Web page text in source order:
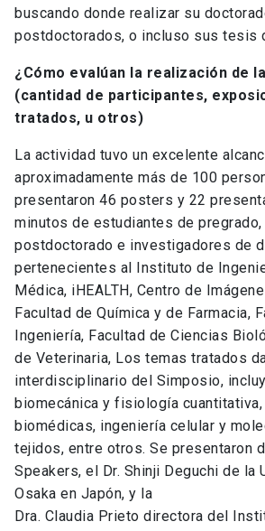
buscando donde realizar su
postdoctorados, o incluso sus tesis
¿Cómo evalúan la realización de
(cantidad de participantes,
tratados, u otros)
La actividad tuvo un excelente
aproximadamente más de 100
presentaron 46 posters y 22
minutos de estudiantes de
postdoctorado e investigadores de
pertenecientes al Instituto de
Médica, iHEALTH, Centro de
Facultad de Química y de Farmacia,
Ingeniería, Facultad de Ciencias
de Veterinaria, Los temas tratados
interdisciplinario del Simposio,
biomecánica y fisiología cuantitativa,
biomédicas, ingeniería celular y
tejidos, entre otros. Se presentaron
Speakers, el Dr. Shinji Deguchi de la
Osaka en Japón, y la
Dra. Claudia Prieto directora del